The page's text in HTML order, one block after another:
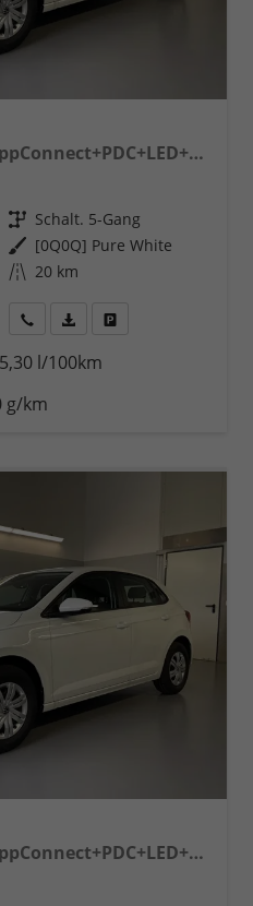
1.0 MPI Sitzheizung+AppConnect+PDC+LED+Touch+Lichtsensor+MultiLenkrad
Getriebe Schalt. 5-Gang
Außenfarbe [0Q0Q] Pure White
Kilometerstand 20 km
anfordern
Datei,
5,30 l/100km
g/km
1.0 MPI Sitzheizung+AppConnect+PDC+LED+Touch+Lichtsensor+MultiLenkrad